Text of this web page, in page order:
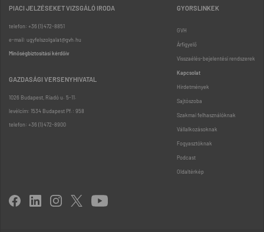
PIACI JELZÉSEKET VIZSGÁLÓ IRODA
telefon: +36 (1) 472-8851
e-mail: ugyfelszolgalat@gvh.hu
Minőségbiztosítási kérdőív
GAZDASÁGI VERSENYHIVATAL
1026 Budapest, Riadó u. 5-11.
levélcím: 1534 Budapest Pf.: 958
telefon: +36 (1) 472-8900
GYORSLINKEK
GVH
Árfigyelő
Visszaélés-bejelentési rendszerek
Kapcsolat
Hirdetmények
Sajtószoba
Szakmai felhasználóknak
Vállalkozásoknak
Fogyasztóknak
Podcast
Oldaltérkép